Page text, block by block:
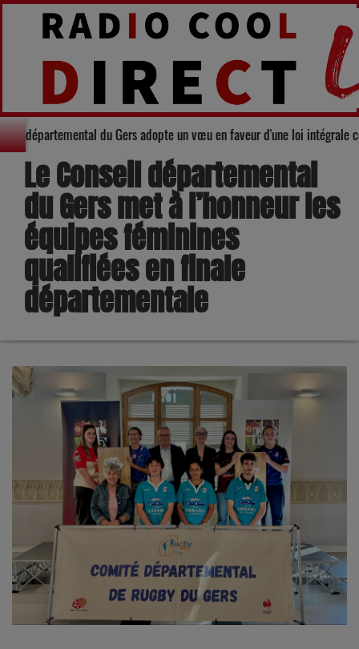
: Le Conseil départemental du Gers adopte un vœu en faveur d'une loi
Le Conseil départemental
du Gers met à l’honneur les
équipes féminines
qualifiées en finale
départementale